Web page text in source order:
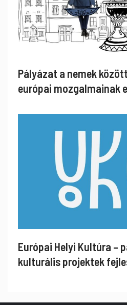
Pályázat a nemek
európai mozgalmainak
Európai Helyi Kultúra –
kulturális projektek